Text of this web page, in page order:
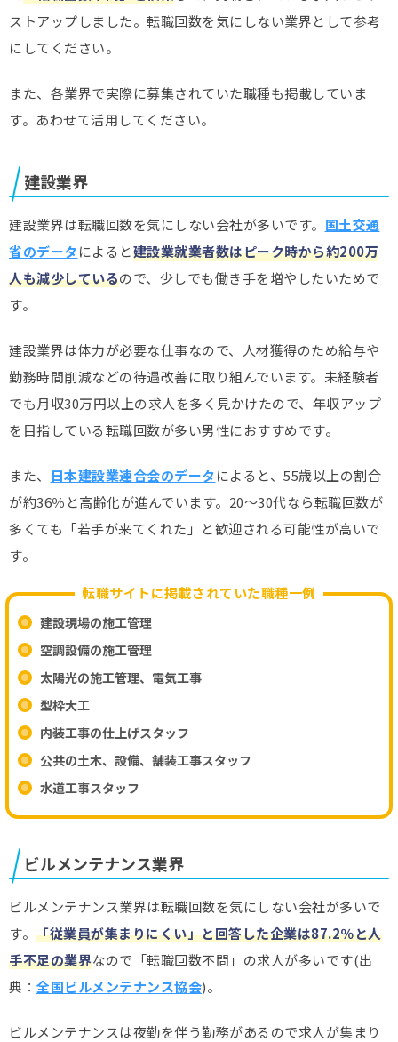
ストアップしました。転職回数を気にしない業界として参考
にしてください。
また、各業界で実際に募集されていた職種も掲載していま
す。あわせて活用してください。
建設業界
建設業界は転職回数を気にしない会社が多いです。 国土交通
省のデータによると建設業就業者数はピーク時から約200万
人も減少しているので、少しでも働き手を増やしたいためで
す。
建設業界は体力が必要な仕事なので、人材獲得のため給与や
勤務時間削減などの待遇改善に取り組んでいます。未経験者
でも月収30万円以上の求人を多く見かけたので、年収アップ
を目指している転職回数が多い男性におすすめです。
また、 日本建設業連合会のデータによると、55歳以上の割合
が約36％と高齢化が進んでいます。20～30代なら転職回数が
多くても「若手が来てくれた」と歓迎される可能性が高いで
す。
転職サイトに掲載されていた職種一例
建設現場の施工管理
空調設備の施工管理
太陽光の施工管理、電気工事
型枠大工
内装工事の仕上げスタッフ
公共の土木、設備、舗装工事スタッフ
水道工事スタッフ
ビルメンテナンス業界
ビルメンテナンス業界は転職回数を気にしない会社が多いで
す。 「従業員が集まりにくい」と回答した企業は87.2％と人
手不足の業界なので「転職回数不問」の求人が多いです(出
典： 全国ビルメンテナンス協会)。
ビルメンテナンスは夜勤を伴う勤務があるので求人が集まり